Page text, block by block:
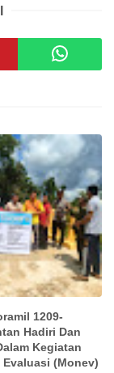
1209-
Hadiri Dan
Kegiatan
(Monev)